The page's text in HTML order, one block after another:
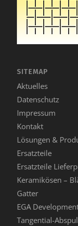
SITEMAP
Aktuelles
Datenschutz
Impressum
Kontakt
Lösungen &
Ersatzteile
Ersatzteile
Keramikösen –
Gatter
EGA
Tangential-